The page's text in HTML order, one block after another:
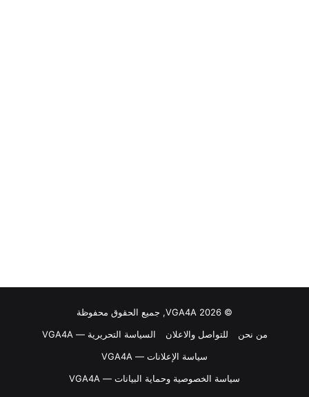
© VGA4A 2026, جميع الحقوق محفوظة
من نحن
للتواصل والاعلان
السياسة التحريرية — VGA4A
سياسة الإعلانات — VGA4A
سياسة الخصوصية وحماية البيانات — VGA4A